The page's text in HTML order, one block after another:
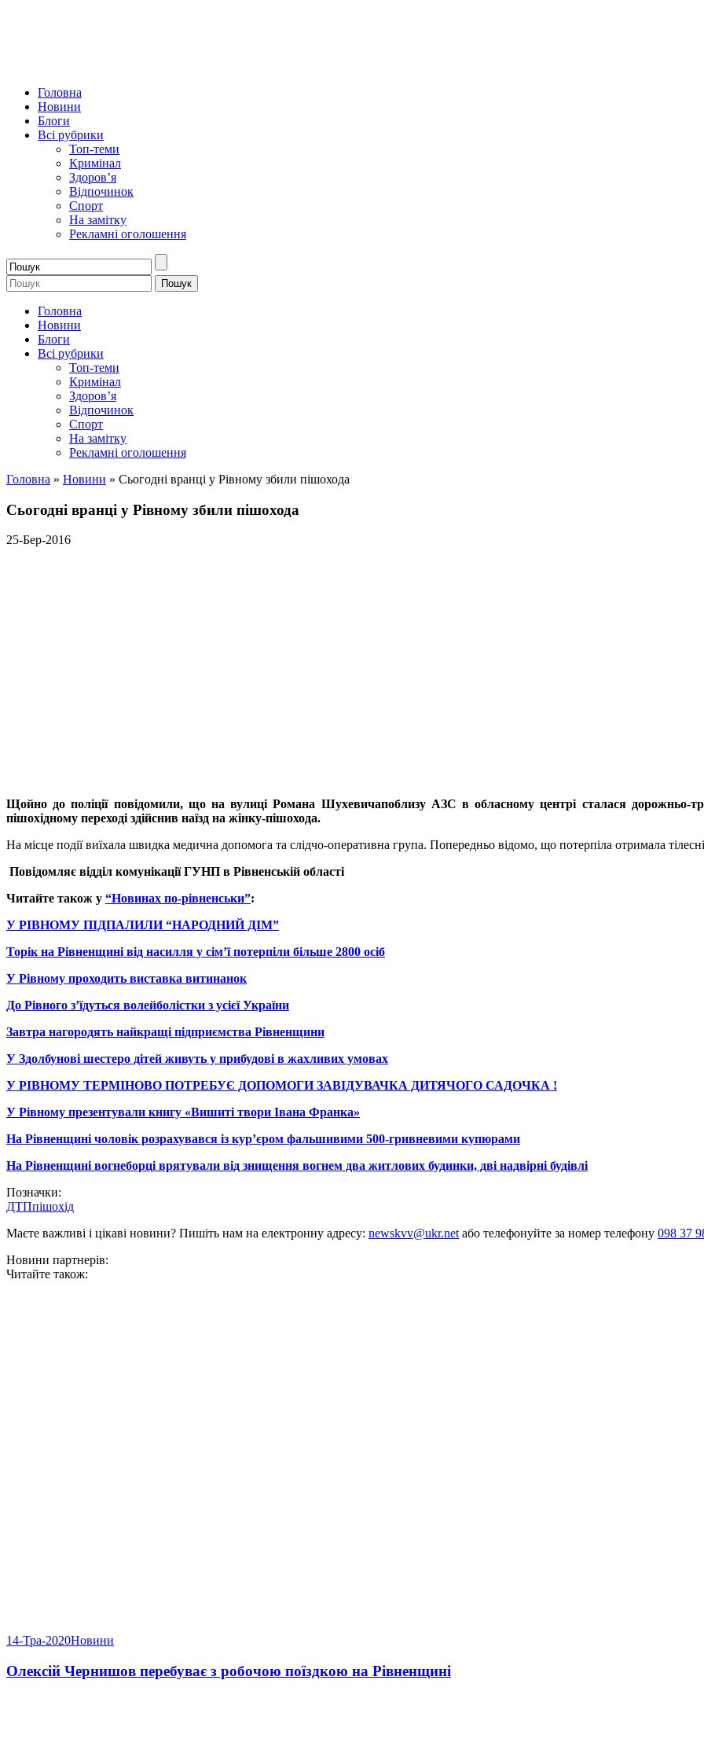
Головна
Новини
Блоги
Всі рубрики
Топ-теми
Кримінал
Здоров’я
Відпочинок
Спорт
На замітку
Рекламні оголошення
Головна
Новини
Блоги
Всі рубрики
Топ-теми
Кримінал
Здоров’я
Відпочинок
Спорт
На замітку
Рекламні оголошення
Головна » Новини » Сьогодні вранці у Рівному збили пішохода
Сьогодні вранці у Рівному збили пішохода
25-Бер-2016
Щойно до поліції повідомили, що на вулиці Романа Шухевичапоблизу АЗС в обласному центрі сталася дорожньо-
пішохідному переході здійснив наїзд на жінку-пішохода.
На місце події виїхала швидка медична допомога та слідчо-оперативна група. Попередньо відомо, що потерпіла отримала
Повідомляє відділ комунікаціїГУНП в Рівненській області
Читайте також у “Новинах по-рівненськи”:
У РІВНОМУ ПІДПАЛИЛИ “НАРОДНИЙ ДІМ”
Торік на Рівненщині від насилля у сім’ї потерпіли більше 2800 осіб
У Рівному проходить виставка витинанок
До Рівного з’їдуться волейболістки з усієї України
Завтра нагородять найкращі підприємства Рівненщини
У Здолбунові шестеро дітей живуть у прибудові в жахливих умовах
У РІВНОМУ ТЕРМІНОВО ПОТРЕБУЄ ДОПОМОГИ ЗАВІДУВАЧКА ДИТЯЧОГО САДОЧКА !
У Рівному презентували книгу «Вишиті твори Івана Франка»
На Рівненщині чоловік розрахувався із кур’єром фальшивими 500-гривневими купюрами
На Рівненщині вогнеборці врятували від знищення вогнем два житлових будинки, дві надвірні будівлі
Позначки:
ДТПпішохід
Маєте важливі і цікаві новини? Пишіть нам на електронну адресу: newskvv@ukr.netабо телефонуйте за номер телефону 098 37
Новини партнерів:
Читайте також:
14-Тра-2020Новини
Олексій Чернишов перебуває з робочою поїздкою на Рівненщині